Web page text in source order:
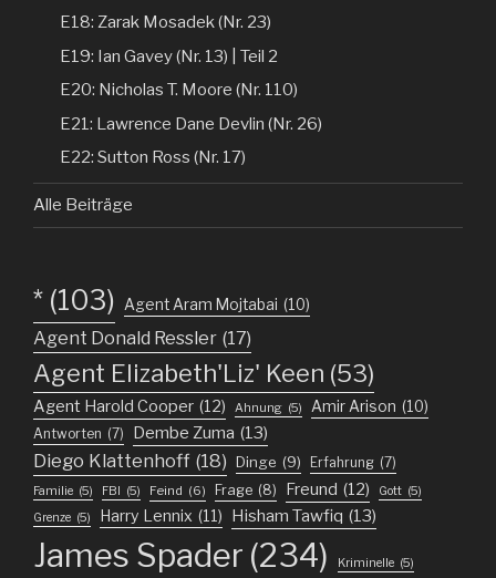
E18: Zarak Mosadek (Nr. 23)
E19: Ian Gavey (Nr. 13) | Teil 2
E20: Nicholas T. Moore (Nr. 110)
E21: Lawrence Dane Devlin (Nr. 26)
E22: Sutton Ross (Nr. 17)
Alle Beiträge
* (103) Agent Aram Mojtabai (10)
Agent Donald Ressler (17)
Agent Elizabeth'Liz' Keen (53)
Agent Harold Cooper (12) Ahnung (5) Amir Arison (10)
Antworten (7) Dembe Zuma (13)
Diego Klattenhoff (18) Dinge (9) Erfahrung (7)
Familie (5) FBI (5) Feind (6) Frage (8) Freund (12) Gott (5)
Grenze (5) Harry Lennix (11) Hisham Tawfiq (13)
James Spader (234) Kriminelle (5)